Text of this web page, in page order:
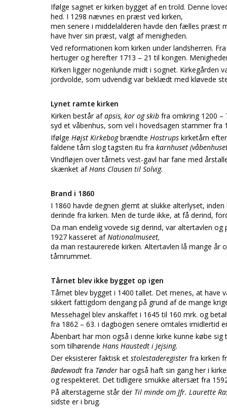
Ifølge sagnet er kirken bygget af en trold. Denne
hed. I 1298 nævnes en præst ved kirken,
men senere i middelalderen havde den fælles præst
have hver sin præst, valgt af menigheden.
Ved reformationen kom kirken under landsherren.
hertuger og herefter 1713 – 21 til kongen.
Kirken ligger nogenlunde midt i sognet. Kirkegården
jordvolde, som udvendig var beklædt med kløvede
Lynet ramte kirken
Kirken består afapsis, kor og skib fra omkring 1200 –
syd et våbenhus, som vel i hovedsagen stammer fra
Ifølge Højst Kirkebogbrændte Hostrups kirketårn
faldene tårn slog tagsten itu fra karnhuset
Vindfløjen over tårnets vest-gavl har fane med
skænket afHans Clausen til Solvig.
Brand i 1860
I 1860 havde degnen glemt at slukke alterlyset,
derinde fra kirken. Men de turde ikke, at få derind,
Da man endelig vovede sig derind, var altertavlen
1927 kasseret afNationalmuseet,
da man restaurerede kirken. Altertavlen lå mange
tårnrummet.
Tårnet blev ikke bygget op igen
Tårnet blev bygget i 1400 tallet. Det menes, at
sikkert fattigdom dengang på grund af de mange
Messehagel blev anskaffet i 1645 til 160 mrk. og
fra 1862 – 63. i dagbogen senere omtales imidlertid
Åbenbart har mon også i denne kirke kunne købe
som tilhørende Hans Haustedt i Jejsing.
Der eksisterer faktisk et stolestaderegister fra kirken
Bødewadt fra Tønder har også haft sin gang her i
og respekteret. Det tidligere smukke altersæt fra
På alterstagerne står der Til minde om Jfr. Laurette
sidste er i brug.